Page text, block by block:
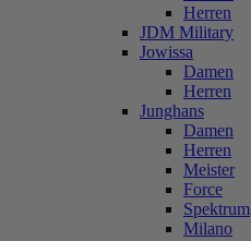
Herren
JDM Military
Jowissa
Damen
Herren
Junghans
Damen
Herren
Meister
Force
Spektrum
Milano